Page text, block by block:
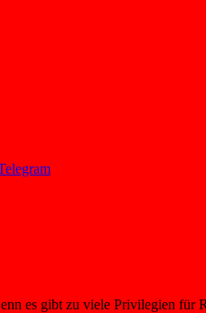
es gibt zu viele Privilegien für